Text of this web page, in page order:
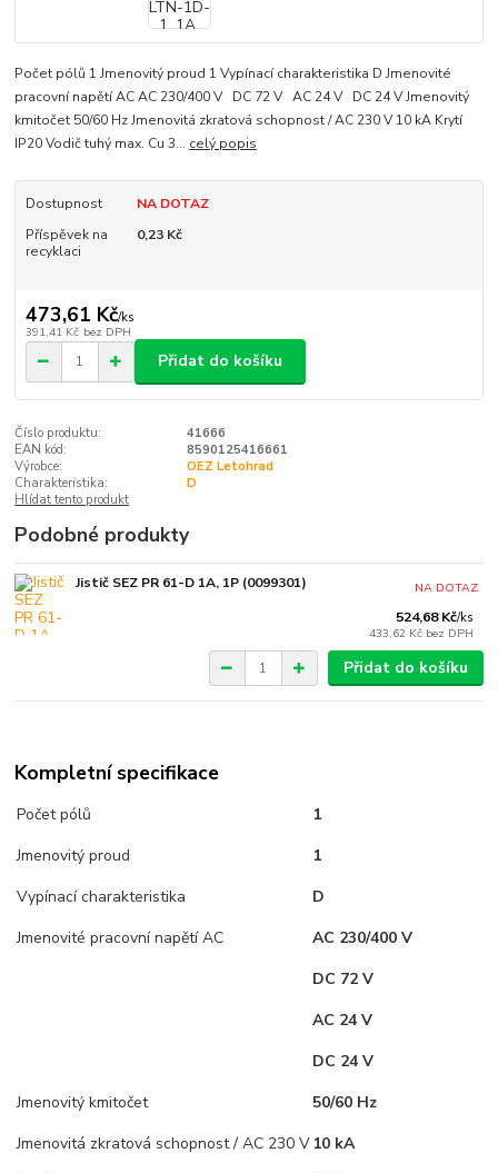
Počet pólů 1 Jmenovitý proud 1 Vypínací charakteristika D Jmenovité
pracovní napětí AC AC 230/400 V DC 72 V AC 24 V DC 24 V Jmenovitý
kmitočet 50/60 Hz Jmenovitá zkratová schopnost / AC 230 V 10 kA Krytí
IP20 Vodič tuhý max. Cu 3... celý popis
Dostupnost
NA DOTAZ
Příspěvek na
recyklaci
0,23 Kč
473,61 Kč/ks
391,41 Kč bez DPH
Přidat do košíku
Číslo produktu:
41666
EAN kód:
8590125416661
Výrobce:
OEZ Letohrad
Charakteristika:
D
Hlídat tento produkt
Podobné produkty
Jistič SEZ PR 61-D 1A, 1P (0099301)
524,68 Kč/ks
433,62 Kč bez DPH
NA DOTAZ
Přidat do košíku
Kompletní specifikace
Počet pólů
1
Jmenovitý proud
1
Vypínací charakteristika
D
Jmenovité pracovní napětí AC
AC 230/400 V
DC 72 V
AC 24 V
DC 24 V
Jmenovitý kmitočet
50/60 Hz
Jmenovitá zkratová schopnost / AC 230 V 10 kA